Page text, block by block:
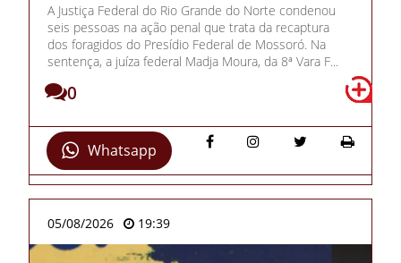
A Justiça Federal do Rio Grande do Norte condenou
seis pessoas na ação penal que trata da recaptura
dos foragidos do Presídio Federal de Mossoró. Na
sentença, a juíza federal Madja Moura, da 8ª Vara F...
0
Whatsapp
05/08/2026 19:39